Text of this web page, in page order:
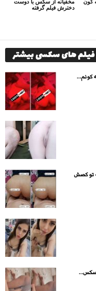
دخترش فیلم گرفته
فیلم های سکسی بیشتر
کونم...
تو کصش
سکس...